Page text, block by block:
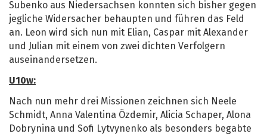
Subenko aus Niedersachsen konnten sich bisher gegen
jegliche Widersacher behaupten und führen das Feld
an. Leon wird sich nun mit Elian, Caspar mit Alexander
und Julian mit einem von zwei dichten Verfolgern
auseinandersetzen.
U10w:
Nach nun mehr drei Missionen zeichnen sich Neele
Schmidt, Anna Valentina Özdemir, Alicia Schaper, Alona
Dobrynina und Sofi Lytvynenko als besonders begabte